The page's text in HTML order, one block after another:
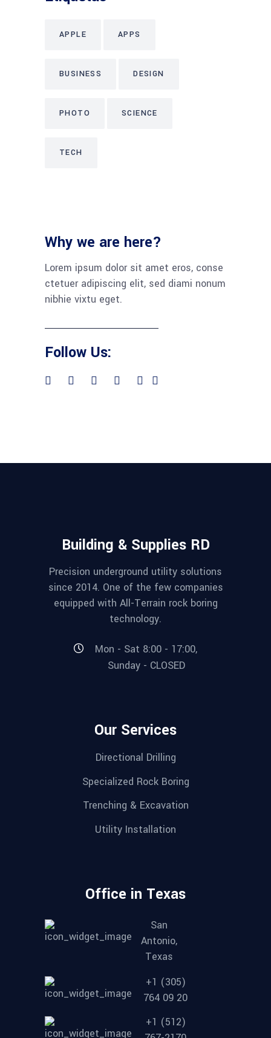
APPLE APPS
BUSINESS DESIGN
PHOTO SCIENCE
TECH
Why we are here?
Lorem ipsum dolor sit amet eros, conse
ctetuer adipiscing elit, sed diami nonum
nibhie vixtu eget.
Follow Us:
Building & Supplies RD
Precision underground utility solutions
since 2014. One of the few companies
equipped with All-Terrain rock boring
technology.
Mon - Sat 8:00 - 17:00,
Sunday - CLOSED
Our Services
Directional Drilling
Specialized Rock Boring
Trenching & Excavation
Utility Installation
Office in Texas
San
Antonio,
Texas
+1 (305)
764 09 20
+1 (512)